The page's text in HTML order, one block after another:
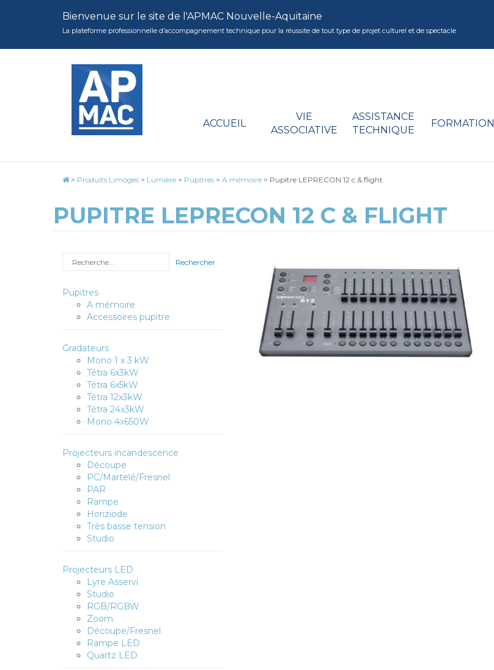
Bienvenue sur le site de l'APMAC Nouvelle-Aquitaine
La plateforme professionnelle d’accompagnement technique pour la réussite de tout type de projet culturel et de spectacle
ACCUEIL
VIE
ASSOCIATIVE
ASSISTANCE
TECHNIQUE
FORMATION
> Produits Limoges > Lumière > Pupitres > A mémoire > Pupitre LEPRECON 12 c & flight
PUPITRE LEPRECON 12 C & FLIGHT
Rechercher
Pupitres
A mémoire
Accessoires pupitre
Gradateurs
Mono 1 x 3 kW
Tétra 6x3kW
Tétra 6x5kW
Tétra 12x3kW
Tétra 24x3kW
Mono 4x650W
Projecteurs incandescence
Découpe
PC/Martelé/Fresnel
PAR
Rampe
Horiziode
Très basse tension
Studio
Projecteurs LED
Lyre Asservi
Studio
RGB/RGBW
Zoom
Découpe/Fresnel
Rampe LED
Quartz LED